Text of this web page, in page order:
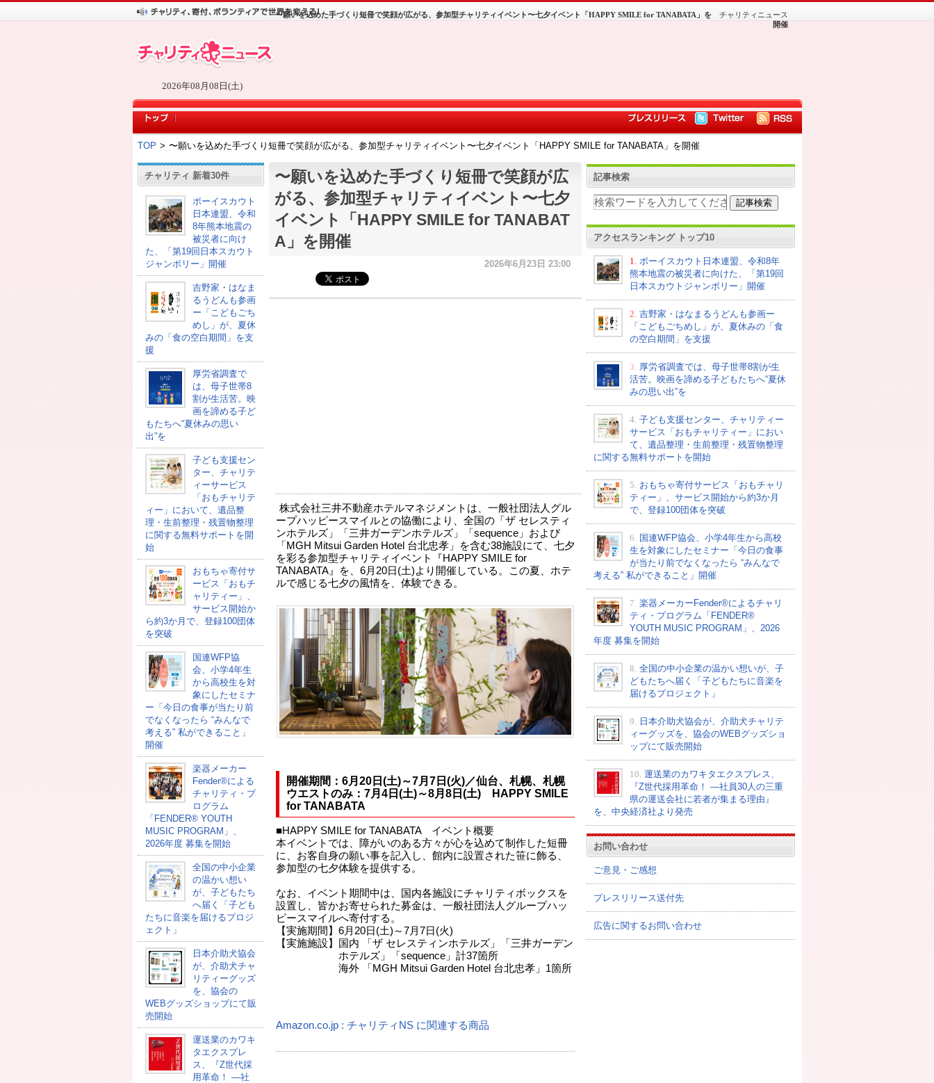
2026年08月08日(土)
チャリティニュース
〜願いを込めた手づくり短冊で笑顔が広がる、参加型チャリティイベント〜七夕イベント「HAPPY SMILE for TANABATA」を
開催
TOP > 〜願いを込めた手づくり短冊で笑顔が広がる、参加型チャリティイベント〜七夕イベント「HAPPY SMILE for TANABATA」を開催
チャリティ 新着30件
ボーイスカウト
日本連盟、令和
8年熊本地震の
被災者に向け
た、「第19回日本スカウト
ジャンボリー」開催
吉野家・はなま
るうどんも参画
ー「こどもごち
めし」が、夏休
みの「食の空白期間」を支
援
厚労省調査で
は、母子世帯8
割が生活苦。映
画を諦める子ど
もたちへ“夏休みの思い
出”を
子ども支援セン
ター、チャリテ
ィーサービス
「おもチャリテ
ィー」において、遺品整
理・生前整理・残置物整理
に関する無料サポートを開
始
おもちゃ寄付サ
ービス「おもチ
ャリティー」、
サービス開始か
ら約3か月で、登録100団体
を突破
国連WFP協
会、小学4年生
から高校生を対
象にしたセミナ
ー「今日の食事が当たり前
でなくなったら “みんなで
考える” 私ができること」
開催
楽器メーカー
Fender®による
チャリティ・プ
ログラム
「FENDER®︎ YOUTH
MUSIC PROGRAM」、
2026年度 募集を開始
全国の中小企業
の温かい想い
が、子どもたち
へ届く「子ども
たちに音楽を届けるプロジ
ェクト」
日本介助犬協会
が、介助犬チャ
リティーグッズ
を、協会の
WEBグッズショップにて販
売開始
運送業のカワキ
タエクスプレ
ス、『Z世代採
用革命！ ―社
〜願いを込めた手づくり短冊で笑顔が広
がる、参加型チャリティイベント〜七夕
イベント「HAPPY SMILE for TANABAT
A」を開催
2026年6月23日 23:00
株式会社三井不動産ホテルマネジメントは、一般社団法人グル
ープハッピースマイルとの協働により、全国の「ザ セレスティ
ンホテルズ」「三井ガーデンホテルズ」「sequence」および
「MGH Mitsui Garden Hotel 台北忠孝」を含む38施設にて、七夕
を彩る参加型チャリティイベント『HAPPY SMILE for
TANABATA』を、6月20日(土)より開催している。この夏、ホテ
ルで感じる七夕の風情を、体験できる。
開催期間：6月20日(土)～7月7日(火)／仙台、札幌、札幌
ウエストのみ：7月4日(土)～8月8日(土) HAPPY SMILE
for TANABATA
■HAPPY SMILE for TANABATA イベント概要
本イベントでは、障がいのある方々が心を込めて制作した短冊
に、お客自身の願い事を記入し、館内に設置された笹に飾る、
参加型の七夕体験を提供する。
なお、イベント期間中は、国内各施設にチャリティボックスを
設置し、皆かお寄せられた募金は、一般社団法人グループハッ
ピースマイルへ寄付する。
【実施期間】6月20日(土)～7月7日(火)
【実施施設】国内 「ザ セレスティンホテルズ」「三井ガーデン
ホテルズ」「sequence」計37箇所
海外 「MGH Mitsui Garden Hotel 台北忠孝」1箇所
Amazon.co.jp : チャリティNS に関連する商品
記事検索
アクセスランキング トップ10
1.
ボーイスカウト日本連盟、令和8年
熊本地震の被災者に向けた、「第19回
日本スカウトジャンボリー」開催
2. 吉野家・はなまるうどんも参画ー
「こどもごちめし」が、夏休みの「食
の空白期間」を支援
3. 厚労省調査では、母子世帯8割が生
活苦。映画を諦める子どもたちへ“夏休
みの思い出”を
4. 子ども支援センター、チャリティー
サービス「おもチャリティー」におい
て、遺品整理・生前整理・残置物整理
に関する無料サポートを開始
5. おもちゃ寄付サービス「おもチャリ
ティー」、サービス開始から約3か月
で、登録100団体を突破
6. 国連WFP協会、小学4年生から高校
生を対象にしたセミナー「今日の食事
が当たり前でなくなったら “みんなで
考える” 私ができること」開催
7. 楽器メーカーFender®によるチャリ
ティ・プログラム「FENDER®︎
YOUTH MUSIC PROGRAM」、2026
年度 募集を開始
8. 全国の中小企業の温かい想いが、子
どもたちへ届く「子どもたちに音楽を
届けるプロジェクト」
9.
日本介助犬協会が、介助犬チャリテ
ィーグッズを、協会のWEBグッズショ
ップにて販売開始
10. 運送業のカワキタエクスプレス、
『Z世代採用革命！ ―社員30人の三重
県の運送会社に若者が集まる理由』
を、中央経済社より発売
お問い合わせ
ご意見・ご感想
プレスリリース送付先
広告に関するお問い合わせ